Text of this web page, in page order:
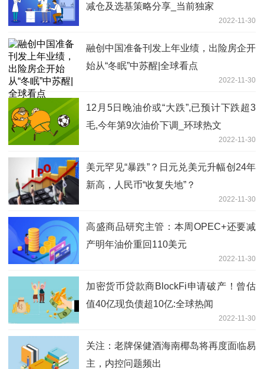
减仓及选基策略分享_当前独家
2022-11-30
融创中国准备刊发上年业绩，出险房企开
始从“冬眠”中苏醒|全球看点
2022-11-30
12月5日晚油价或“大跌”,已预计下跌超3
毛,今年第9次油价下调_环球热文
2022-11-30
美元罕见“暴跌”？日元兑美元升幅创24年
新高，人民币“收复失地”？
2022-11-30
高盛商品研究主管：本周OPEC+还要减
产明年油价重回110美元
2022-11-30
加密货币贷款商BlockFi申请破产！曾估
值40亿现负债超10亿:全球热闻
2022-11-30
关注：老牌保健酒海南椰岛将再度面临易
主，内控问题频出